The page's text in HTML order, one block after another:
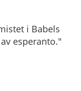
i Babels
esperanto."